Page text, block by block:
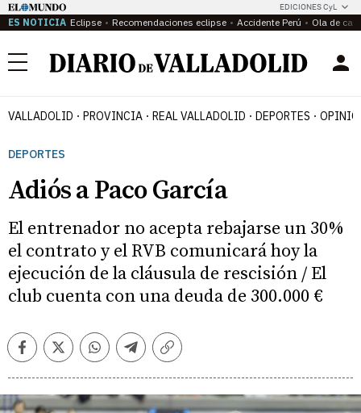
EDICIONES CyL
ES NOTICIA Eclipse Recomendaciones eclipse Accidente Perú Ola de
Menú
VALLADOLID PROVINCIA REAL VALLADOLID DEPORTES
DEPORTES
Adiós a Paco García
El entrenador no acepta rebajarse un 30%
el contrato y el RVB comunicará hoy la
ejecución de la cláusula de rescisión / El
club cuenta con una deuda de 300.000 €
FacebookTwitterWhatsappTelegramCopiar